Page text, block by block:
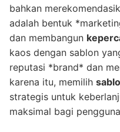
bahkan
adalah bentuk
dan membangun
kaos dengan sablon
reputasi *brand* dan
karena itu, memilih
strategis untuk
maksimal bagi